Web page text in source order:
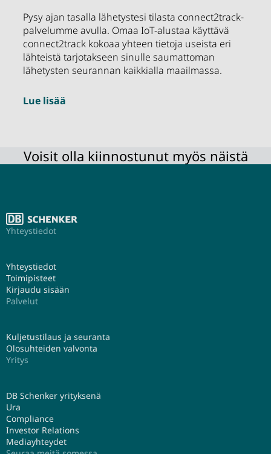
Pysy ajan tasalla lähetystesi tilasta connect2track-
palvelumme avulla. Omaa IoT-alustaa käyttävä
connect2track kokoaa yhteen tietoja useista eri
lähteistä tarjotakseen sinulle saumattoman
lähetysten seurannan kaikkialla maailmassa.
Lue lisää
Voisit olla kiinnostunut myös näistä
Yhteystiedot
Yhteystiedot
Toimipisteet
Kirjaudu sisään
Palvelut
Kuljetustilaus ja seuranta
Olosuhteiden valvonta
Yritys
DB Schenker yrityksenä
Ura
Compliance
Investor Relations
Mediayhteydet